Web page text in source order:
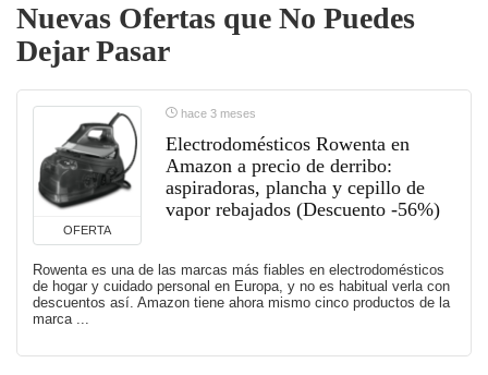
Nuevas Ofertas que No Puedes
Dejar Pasar
OFERTA
hace 3 meses
Electrodomésticos Rowenta en
Amazon a precio de derribo:
aspiradoras, plancha y cepillo de
vapor rebajados (Descuento -56%)
Rowenta es una de las marcas más fiables en electrodomésticos
de hogar y cuidado personal en Europa, y no es habitual verla con
descuentos así. Amazon tiene ahora mismo cinco productos de la
marca ...